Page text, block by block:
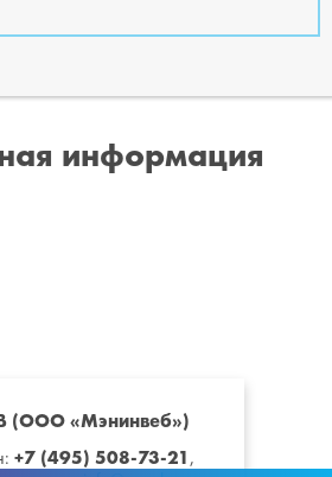
информация
(ООО «Мэнинвеб»)
+7 (495) 508-73-21 ,